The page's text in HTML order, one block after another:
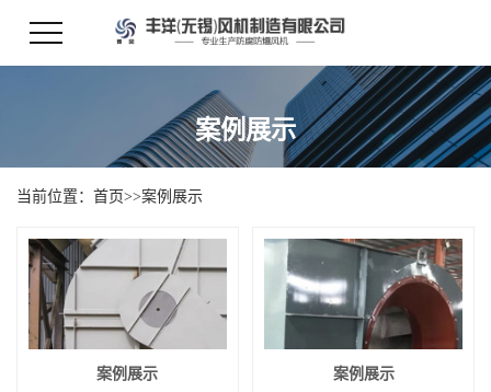
案例展示
当前位置： 首页>>案例展示
案例展示 案例展示